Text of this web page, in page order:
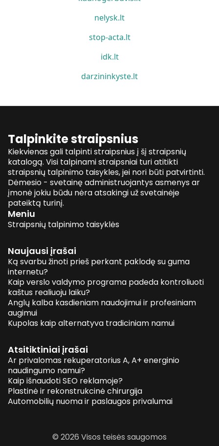
nelysk.lt
stop-acta.lt
idk.lt
darzininkyste.lt
Talpinkite straipsnius
Kiekvienas gali talpinti straipsnius į šį straipsnių
katalogą. Visi talpinami straipsniai turi atitikti
straipsnių talpinimo taisykles, jei nori būti patvirtinti.
Dėmesio - svetainę administruojantys asmenys ar
įmonė jokiu būdu nėra atsakingi už svetainėje
pateiktą turinį.
Meniu
Straipsnių talpinimo taisyklės
Naujausi įrašai
Ką svarbu žinoti prieš perkant paklodę su guma
internetu?
Kaip verslo valdymo programa padeda kontroliuoti
kaštus realiuoju laiku?
Anglų kalba kasdieniam naudojimui ir profesiniam
augimui
Kupolas kaip alternatyva tradiciniam namui
Atsitiktiniai įrašai
Ar privalomas rekuperatorius A, A+ energinio
naudingumo namui?
Kaip išnaudoti SEO reklamoje?
Plastinė ir rekonstrukcinė chirurgija
Automobilių nuoma ir paslaugos privalumai
© 2026 Visos teisės saugomos